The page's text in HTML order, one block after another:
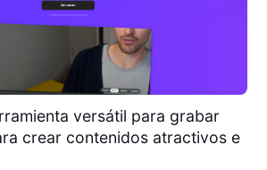
versátil para grabar
crear contenidos atractivos e